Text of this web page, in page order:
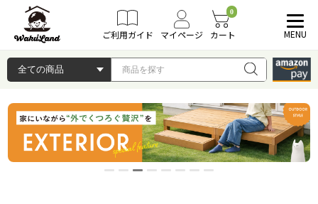
ご利用ガイド マイページ
0
カート MENU